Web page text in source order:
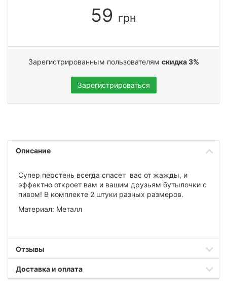
59 грн
Зарегистрированным пользователям скидка 3%
Зарегистрироваться
Описание
Супер перстень всегда спасет вас от жажды, и
эффектно откроет вам и вашим друзьям бутылочки с
пивом! В комплекте 2 штуки разных размеров.
Материал: Металл
Отзывы
Доставка и оплата